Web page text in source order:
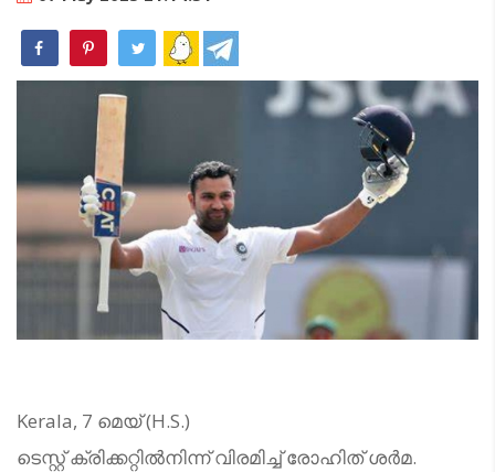
Kerala, 7 മെയ് (H.S.)
ടെസ്റ്റ് ക്രിക്കറ്റില്‍നിന്ന് വിരമിച്ച് രോഹിത് ശര്‍മ.